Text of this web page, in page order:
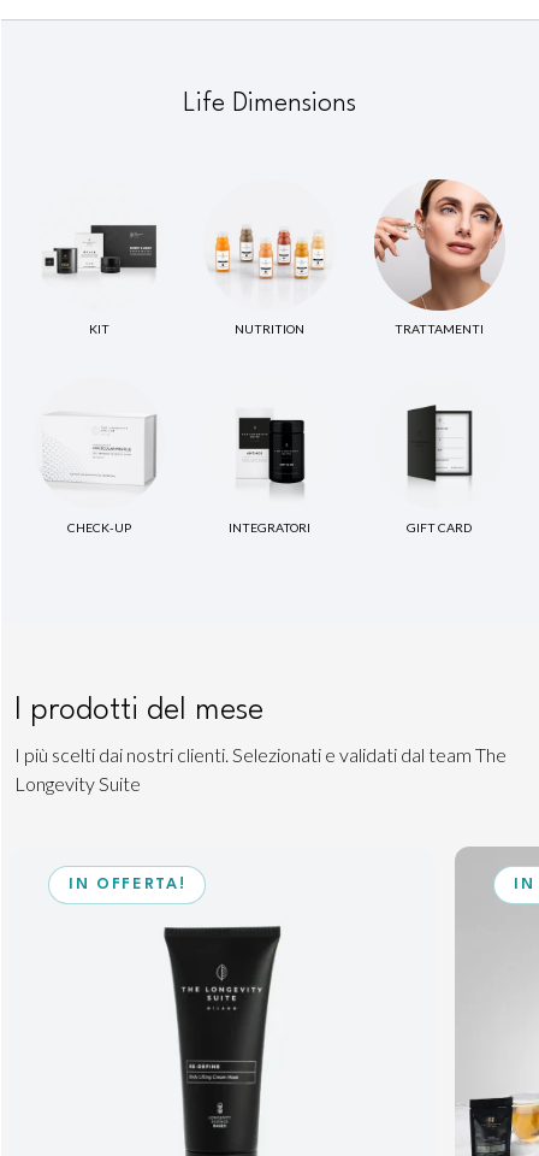
Life Dimensions
KIT NUTRITION TRATTAMENTI
CHECK-UP INTEGRATORI GIFT CARD
I prodotti del mese
I più scelti dai nostri clienti. Selezionati e validati dal team The
Longevity Suite
IN OFFERTA!